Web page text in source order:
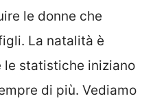
le donne che
La natalità è
le statistiche iniziano
di più. Vediamo